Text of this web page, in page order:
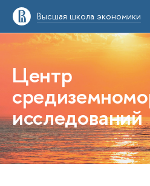
Высшая школа экономики
Центр
исследований